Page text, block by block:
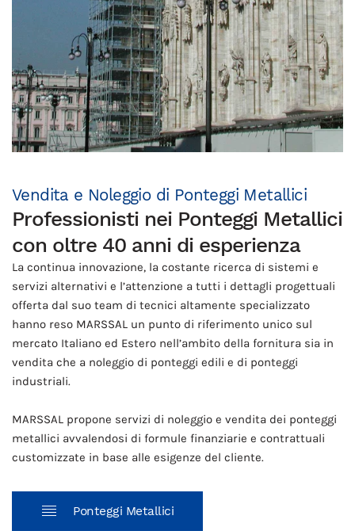
Vendita e Noleggio di Ponteggi Metallici
Professionisti nei Ponteggi Metallici
con oltre 40 anni di esperienza
La continua innovazione, la costante ricerca di sistemi e
servizi alternativi e l’attenzione a tutti i dettagli progettuali
offerta dal suo team di tecnici altamente specializzato
hanno reso MARSSAL un punto di riferimento unico sul
mercato Italiano ed Estero nell’ambito della fornitura sia in
vendita che a noleggio di ponteggi edili e di ponteggi
industriali.
MARSSAL propone servizi di noleggio e vendita dei ponteggi
metallici avvalendosi di formule finanziarie e contrattuali
customizzate in base alle esigenze del cliente.
Ponteggi Metallici